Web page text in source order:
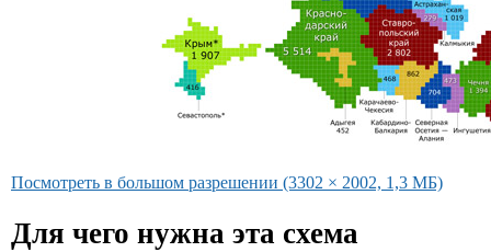
Посмотреть в большом разрешении (3302 × 2002, 1,3 МБ)
Для чего нужна эта схема